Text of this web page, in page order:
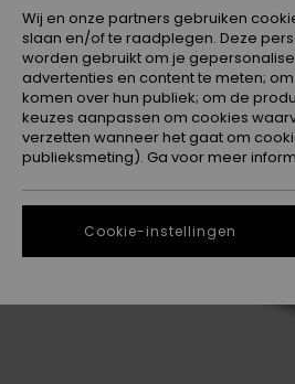
Wij en onze partners gebruiken
slaan en/of te raadplegen. Deze
worden gebruikt om je
advertenties en content te meten;
komen over hun publiek; om de
keuzes aanpassen om cookies
verzetten wanneer het gaat om
publieksmeting). Ga voor meer
Cookie-instellingen